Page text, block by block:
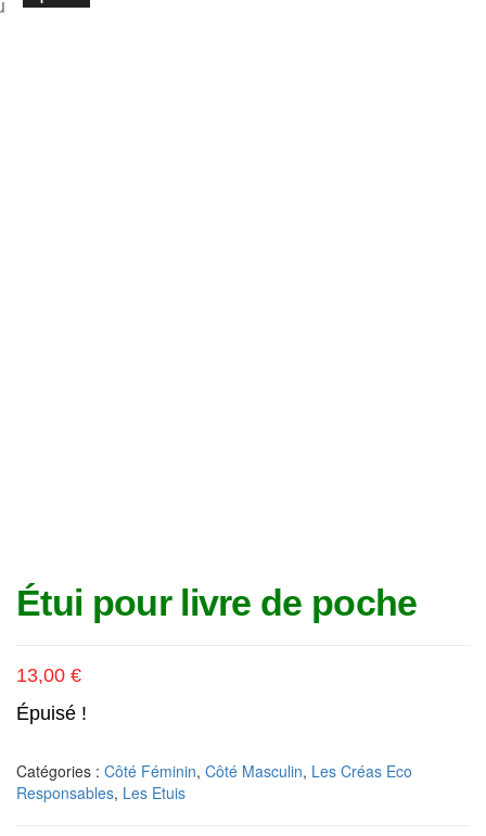
Étui pour livre de poche
13,00 €
Épuisé !
Catégories : Côté Féminin, Côté Masculin, Les Créas Eco
Responsables, Les Etuis